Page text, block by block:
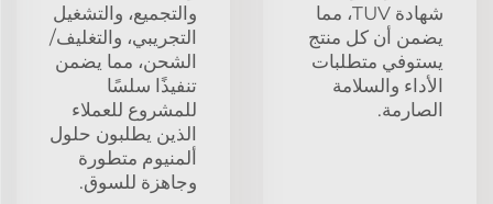
شهادة TUV، مما
يضمن أن كل منتج
يستوفي متطلبات
الأداء والسلامة
الصارمة.
والتجميع، والتشغيل
التجريبي، والتغليف/
الشحن، مما يضمن
تنفيذًا سلسًا
للمشروع للعملاء
الذين يطلبون حلول
ألمنيوم متطورة
وجاهزة للسوق.